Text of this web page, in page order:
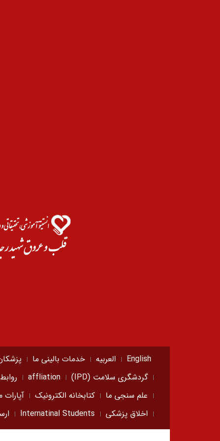
English العربیه خدمات بالینی ما
گردشگری سلامت (IPD)
affliation
علم سنجی ما
کتابخانه الکترونیک آپارات
اخلاق پزشکی
Internatinal Students